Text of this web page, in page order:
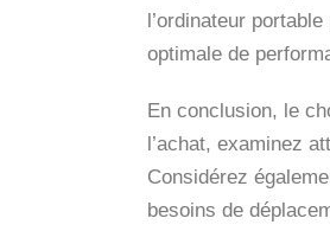
l’ordinateur
optimale de
En conclusion, le
l’achat, examinez
Considérez
besoins de